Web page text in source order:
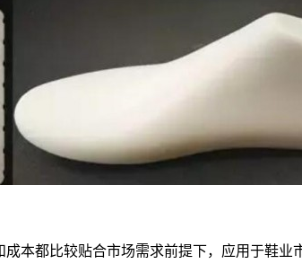
本都比较贴合市场需求前提下，应用于鞋